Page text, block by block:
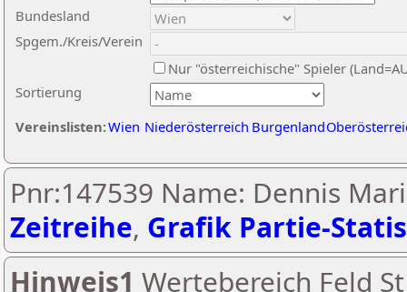
Sortierung
Bundesland
Spgem./Kreis/Verein
Nur "österreichische" Spieler
Vereinslisten:Wien Niederösterreich Burgenland
Pnr:147539 Name: Dennis
Zeitreihe, Grafik Partie-
Hinweis1 Wertebereich Feld